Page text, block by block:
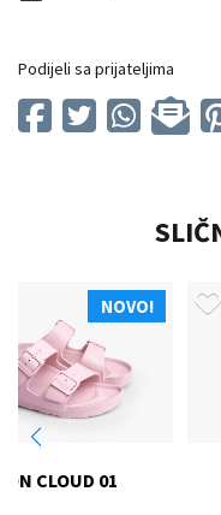
Podijeli sa prijateljima
LEON CLOUD 04